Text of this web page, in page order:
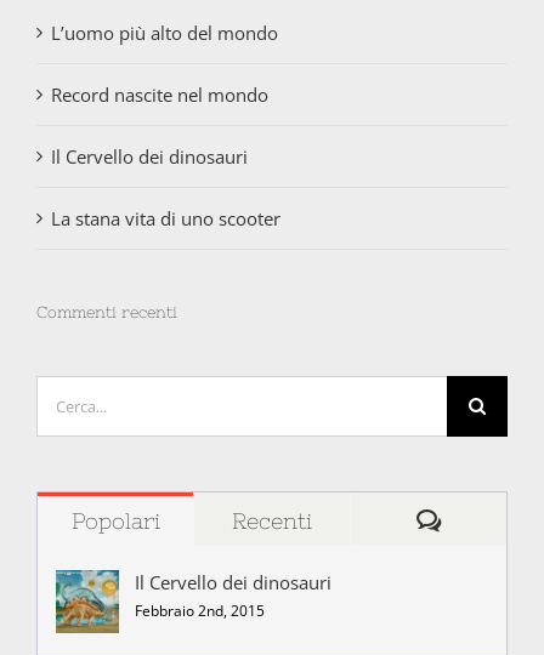
L’uomo più alto del mondo
Record nascite nel mondo
Il Cervello dei dinosauri
La stana vita di uno scooter
Commenti recenti
per:
Popolari Recenti
Il Cervello dei dinosauri
Febbraio 2nd, 2015